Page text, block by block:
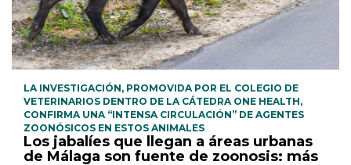
LA INVESTIGACIÓN, PROMOVIDA POR EL COLEGIO DE
VETERINARIOS DENTRO DE LA CÁTEDRA ONE HEALTH,
CONFIRMA UNA “INTENSA CIRCULACIÓN” DE AGENTES
ZOONÓSICOS EN ESTOS ANIMALES
Los jabalíes que llegan a áreas urbanas
de Málaga son fuente de zoonosis: más